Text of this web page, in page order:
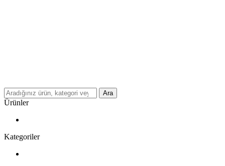
Ara
Ürünler
Kategoriler